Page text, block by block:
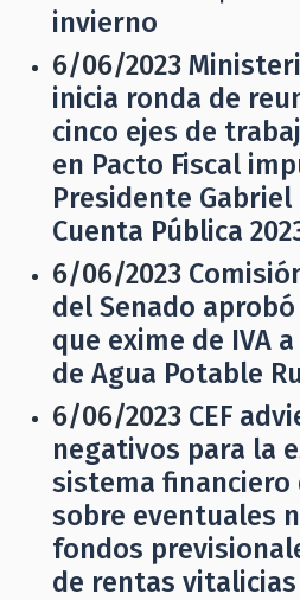
invierno
6/06/2023
inicia ronda de
cinco ejes de
en Pacto Fiscal
Presidente
Cuenta Pública
6/06/2023
del Senado
que exime de IVA
de Agua Potable
6/06/2023 CEF
negativos para la
sistema financiero
sobre eventuales
fondos
de rentas vitalicias